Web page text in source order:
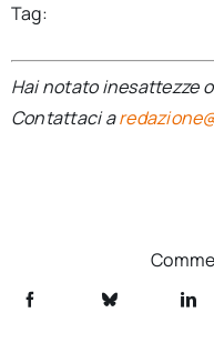
Tag:
Hai notato inesattezze
Contattaci a